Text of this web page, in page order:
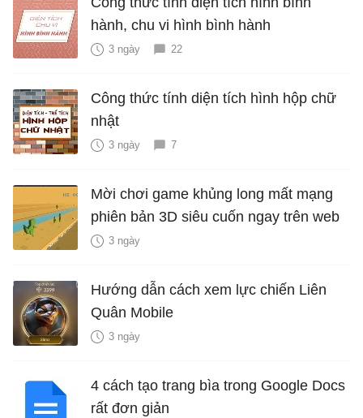
hành, chu vi hình bình hành
3 ngày 22
Công thức tính diện tích hình hộp chữ
nhật
3 ngày 7
Mời chơi game khủng long mất mạng
phiên bản 3D siêu cuốn ngay trên web
3 ngày
Hướng dẫn cách xem lực chiến Liên
Quân Mobile
3 ngày
4 cách tạo trang bìa trong Google Docs
rất đơn giản